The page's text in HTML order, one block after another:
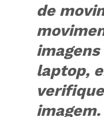
de
laptop,